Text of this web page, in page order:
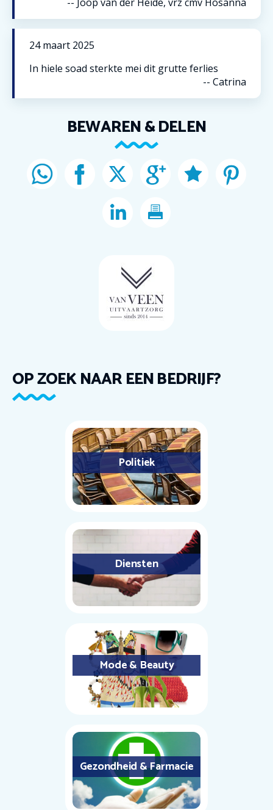
24 maart 2025
In hiele soad sterkte mei dit grutte ferlies
-- Catrina
BEWAREN & DELEN
OP ZOEK NAAR EEN BEDRIJF?
Politiek
Diensten
Mode & Beauty
Gezondheid & Farmacie